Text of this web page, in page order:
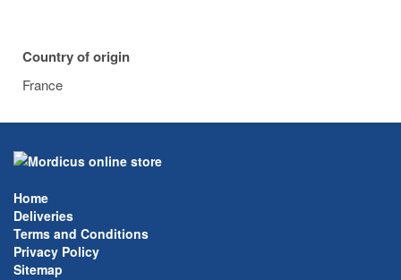
Country of origin
France
Home
Deliveries
Terms and Conditions
Privacy Policy
Sitemap